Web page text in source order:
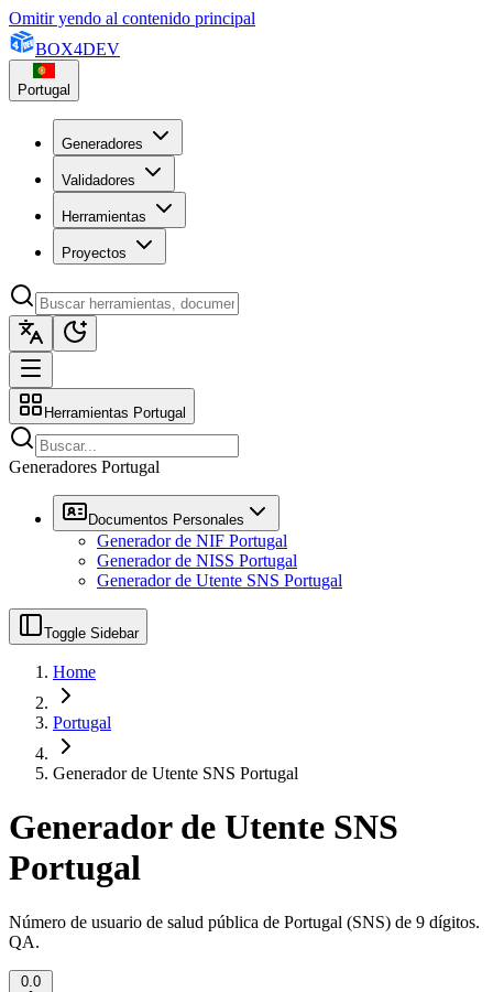
Omitir yendo al contenido principal
BOX4DEV
Portugal
Generadores
Validadores
Herramientas
Proyectos
Herramientas Portugal
Generadores Portugal
Documentos Personales
Generador de NIF Portugal
Generador de NISS Portugal
Generador de Utente SNS Portugal
Toggle Sidebar
Home
Portugal
Generador de Utente SNS Portugal
Generador de Utente SNS
Portugal
Número de usuario de salud pública de Portugal (SNS) de 9 dígitos.
QA.
0.0